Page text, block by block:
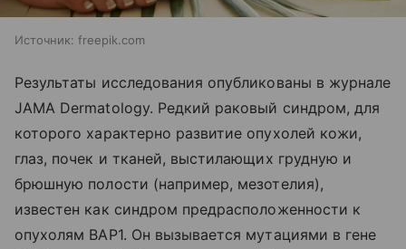
Источник: freepik.com
Результаты исследования опубликованы в журнале
JAMA Dermatology. Редкий раковый синдром, для
которого характерно развитие опухолей кожи,
глаз, почек и тканей, выстилающих грудную и
брюшную полости (например, мезотелия),
известен как синдром предрасположенности к
опухолям BAP1. Он вызывается мутациями в гене